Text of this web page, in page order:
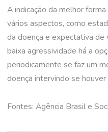
A indicação da melhor
vários aspectos, como
da doença e expectativa de
baixa agressividade há a
periodicamente se faz um
doença intervindo se
Fontes: Agência Brasil e